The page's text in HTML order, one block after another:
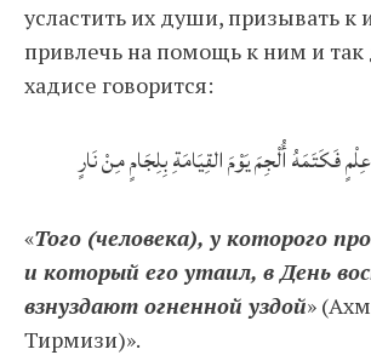
усластить их души, призывать к
привлечь на помощь к ним и так
хадисе говорится:
فَكَتَمَهُ أُلْجِمَ يَوْمَ القِيَامَةِ بِلِجَامٍ مِنْ نَارٍ
«Того (человека), у которого
и который его утаил, в День
взнуздают огненной уздой»
Тирмизи)».